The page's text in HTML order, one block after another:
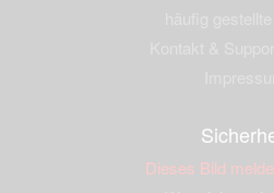
Dieses Bild